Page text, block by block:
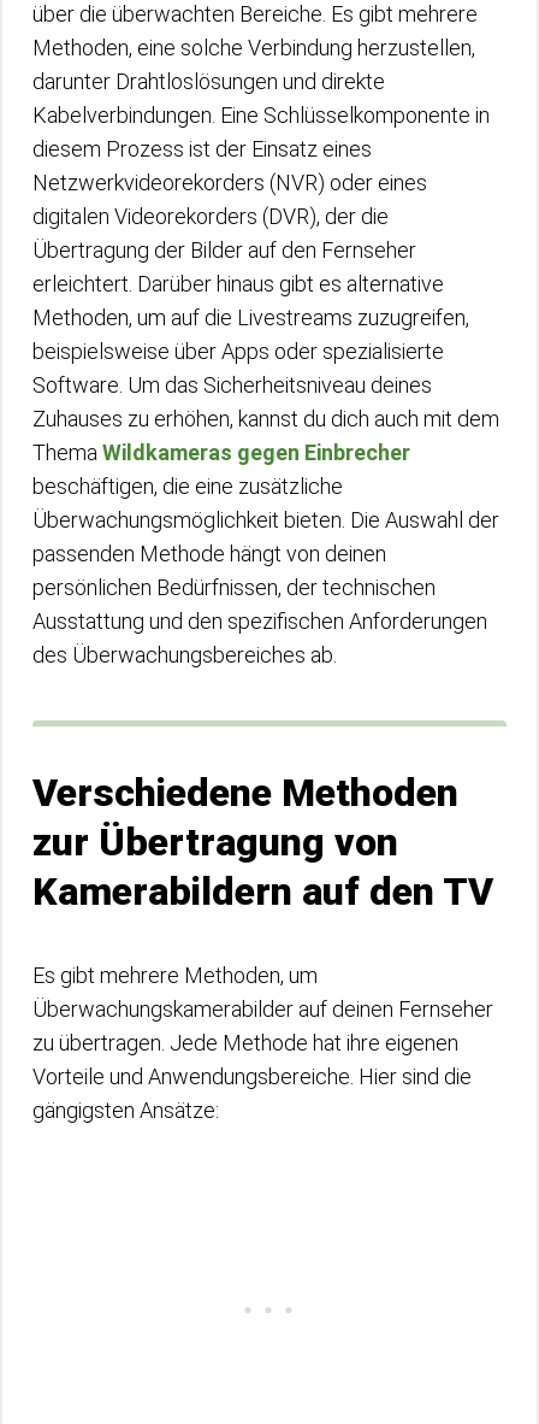
über die überwachten Bereiche. Es gibt mehrere
Methoden, eine solche Verbindung herzustellen,
darunter Drahtloslösungen und direkte
Kabelverbindungen. Eine Schlüsselkomponente in
diesem Prozess ist der Einsatz eines
Netzwerkvideorekorders (NVR) oder eines
digitalen Videorekorders (DVR), der die
Übertragung der Bilder auf den Fernseher
erleichtert. Darüber hinaus gibt es alternative
Methoden, um auf die Livestreams zuzugreifen,
beispielsweise über Apps oder spezialisierte
Software. Um das Sicherheitsniveau deines
Zuhauses zu erhöhen, kannst du dich auch mit dem
Thema Wildkameras gegen Einbrecher
beschäftigen, die eine zusätzliche
Überwachungsmöglichkeit bieten. Die Auswahl der
passenden Methode hängt von deinen
persönlichen Bedürfnissen, der technischen
Ausstattung und den spezifischen Anforderungen
des Überwachungsbereiches ab.
Verschiedene Methoden
zur Übertragung von
Kamerabildern auf den TV
Es gibt mehrere Methoden, um
Überwachungskamerabilder auf deinen Fernseher
zu übertragen. Jede Methode hat ihre eigenen
Vorteile und Anwendungsbereiche. Hier sind die
gängigsten Ansätze: